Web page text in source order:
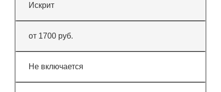
Искрит
от 1700 руб.
Не включается